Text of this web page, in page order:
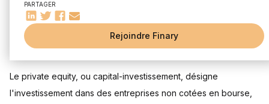
Les 4 étapes clés : levée de fonds, sélection, gestion et
sortie
Zoom sur la courbe en J : comprendre la création de valeur
complet
Capital-risque : investir dans les start-ups innovantes
PARTAGER
Rejoindre Finary
Mis à jour le 22 juillet 2026
Le private equity, ou capital-investissement, désigne
l'investissement dans des entreprises non cotées en bourse,